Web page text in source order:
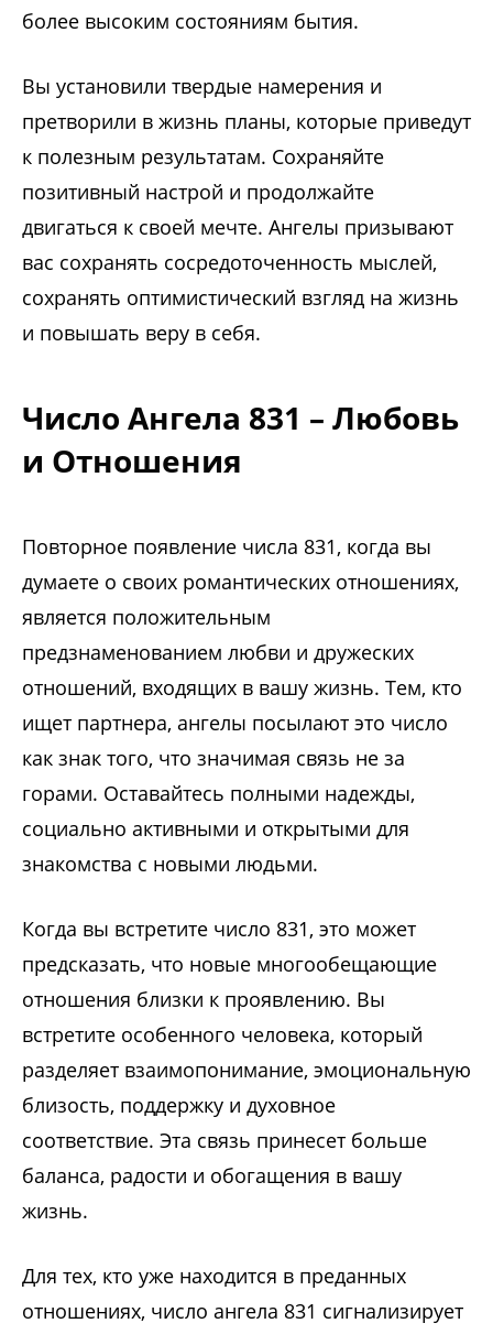
более высоким состояниям бытия.
Вы установили твердые намерения и
претворили в жизнь планы, которые приведут
к полезным результатам. Сохраняйте
позитивный настрой и продолжайте
двигаться к своей мечте. Ангелы призывают
вас сохранять сосредоточенность мыслей,
сохранять оптимистический взгляд на жизнь
и повышать веру в себя.
Число Ангела 831 – Любовь
и Отношения
Повторное появление числа 831, когда вы
думаете о своих романтических отношениях,
является положительным
предзнаменованием любви и дружеских
отношений, входящих в вашу жизнь. Тем, кто
ищет партнера, ангелы посылают это число
как знак того, что значимая связь не за
горами. Оставайтесь полными надежды,
социально активными и открытыми для
знакомства с новыми людьми.
Когда вы встретите число 831, это может
предсказать, что новые многообещающие
отношения близки к проявлению. Вы
встретите особенного человека, который
разделяет взаимопонимание, эмоциональную
близость, поддержку и духовное
соответствие. Эта связь принесет больше
баланса, радости и обогащения в вашу
жизнь.
Для тех, кто уже находится в преданных
отношениях, число ангела 831 сигнализирует